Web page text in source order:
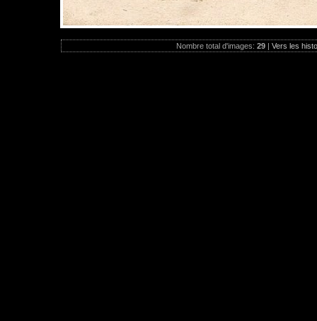
Nombre total d'images: 29 | Vers les